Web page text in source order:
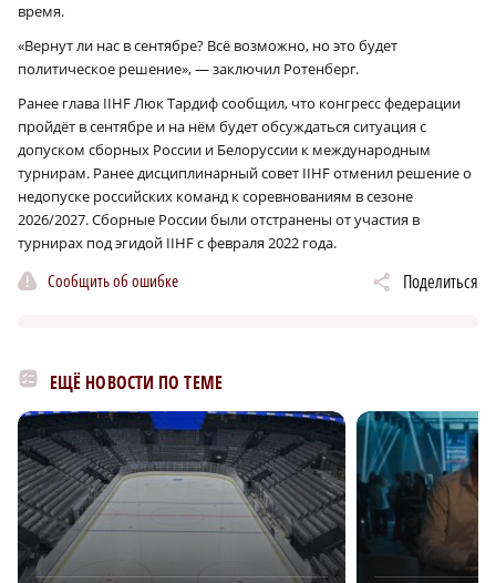
время.
«Вернут ли нас в сентябре? Всё возможно, но это будет
политическое решение», — заключил Ротенберг.
Ранее глава IIHF Люк Тардиф сообщил, что конгресс федерации
пройдёт в сентябре и на нём будет обсуждаться ситуация с
допуском сборных России и Белоруссии к международным
турнирам. Ранее дисциплинарный совет IIHF отменил решение о
недопуске российских команд к соревнованиям в сезоне
2026/2027. Сборные России были отстранены от участия в
турнирах под эгидой IIHF с февраля 2022 года.
Сообщить об ошибке Поделиться
ЕЩЁ НОВОСТИ ПО ТЕМЕ